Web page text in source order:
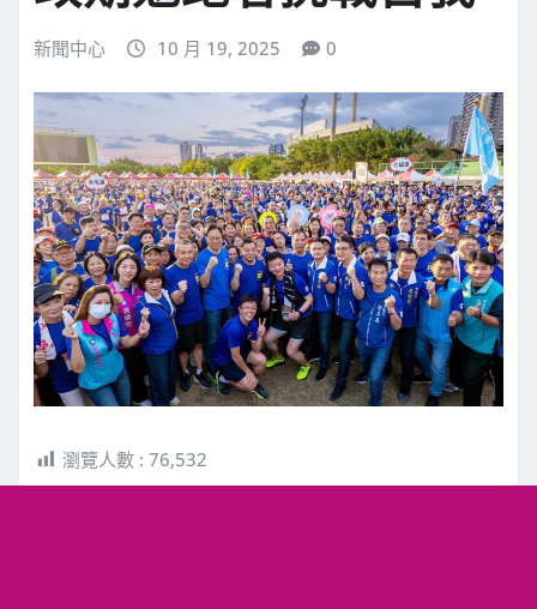
新聞中心 10 月 19, 2025 0
瀏覽人數 : 76,532